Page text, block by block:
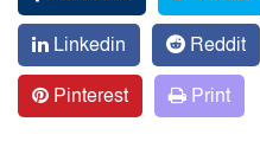
Linkedin
Reddit
Pinterest
Print